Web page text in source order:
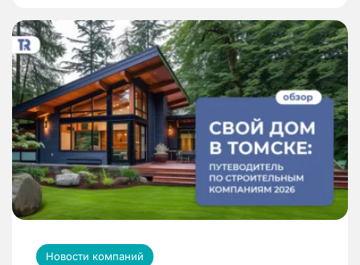
Новости компаний